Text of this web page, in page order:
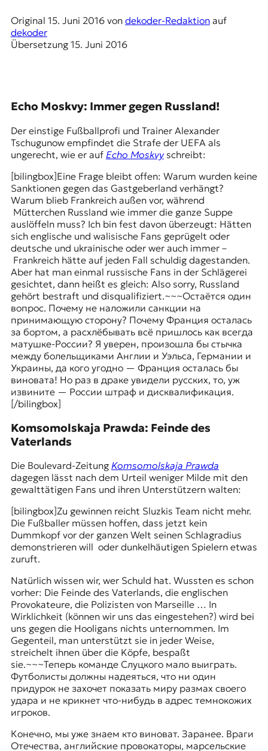
e
n
,
n
a
i
s
m
u
s
u
n
d
M
e
d
e
n
k
o
m
p
e
t
e
n
z
z
u
O
s
t
e
u
r
o
p
a
Original 15. Juni 2016von dekoder-Redaktionauf
dekoder
Übersetzung 15. Juni 2016
Echo Moskvy: Immer gegen Russland!
Der einstige Fußballprofi und Trainer Alexander
Tschugunow empfindet die Strafe der UEFA als
ungerecht, wie er auf Echo Moskvy schreibt:
[bilingbox]Eine Frage bleibt offen: Warum wurden keine
Sanktionen gegen das Gastgeberland verhängt?
Warum blieb Frankreich außen vor, während
Mütterchen Russland wie immer die ganze Suppe
auslöffeln muss? Ich bin fest davon überzeugt: Hätten
sich englische und walisische Fans geprügelt oder
deutsche und ukrainische oder wer auch immer –
Frankreich hätte auf jeden Fall schuldig dagestanden.
Aber hat man einmal russische Fans in der Schlägerei
gesichtet, dann heißt es gleich: Also sorry, Russland
gehört bestraft und disqualifiziert.~~~Остаётся один
вопрос. Почему не наложили санкции на
принимающую сторону? Почему Франция осталась
за бортом, а расхлёбывать всё пришлось как всегда
матушке-России? Я уверен, произошла бы стычка
между болельщиками Англии и Уэльса, Германии и
Украины, да кого угодно — Франция осталась бы
виновата! Но раз в драке увидели русских, то, уж
извините — России штраф и дисквалификация.
[/bilingbox]
Komsomolskaja Prawda: Feinde des
Vaterlands
Die Boulevard-Zeitung Komsomolskaja Prawda
dagegen lässt nach dem Urteil weniger Milde mit den
gewalttätigen Fans und ihren Unterstützern walten:
[bilingbox]Zu gewinnen reicht Sluzkis Team nicht mehr.
Die Fußballer müssen hoffen, dass jetzt kein
Dummkopf vor der ganzen Welt seinen Schlagradius
demonstrieren will oder dunkelhäutigen Spielern etwas
zuruft.
Natürlich wissen wir, wer Schuld hat. Wussten es schon
vorher: Die Feinde des Vaterlands, die englischen
Provokateure, die Polizisten von Marseille … In
Wirklichkeit (können wir uns das eingestehen?) wird bei
uns gegen die Hooligans nichts unternommen. Im
Gegenteil, man unterstützt sie in jeder Weise,
streichelt ihnen über die Köpfe, bespaßt
sie.~~~Теперь команде Слуцкого мало выиграть.
Футболисты должны надеяться, что ни один
придурок не захочет показать миру размах своего
удара и не крикнет что-нибудь в адрес темнокожих
игроков.
Конечно, мы уже знаем кто виноват. Заранее. Враги
Отечества, английские провокаторы, марсельские